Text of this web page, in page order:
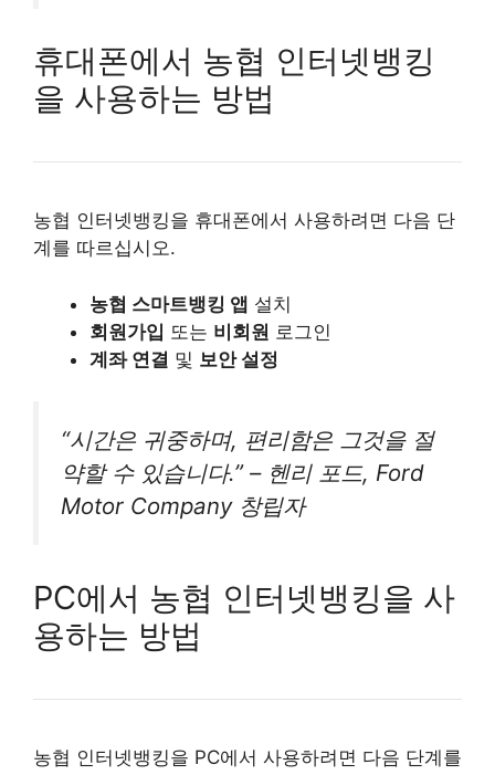
휴대폰에서 농협 인터넷뱅킹
을 사용하는 방법
농협 인터넷뱅킹을 휴대폰에서 사용하려면 다음 단
계를 따르십시오.
농협 스마트뱅킹 앱 설치
회원가입 또는 비회원 로그인
계좌 연결 및 보안 설정
“시간은 귀중하며, 편리함은 그것을 절
약할 수 있습니다.” – 헨리 포드, Ford
Motor Company 창립자
PC에서 농협 인터넷뱅킹을 사
용하는 방법
농협 인터넷뱅킹을 PC에서 사용하려면 다음 단계를